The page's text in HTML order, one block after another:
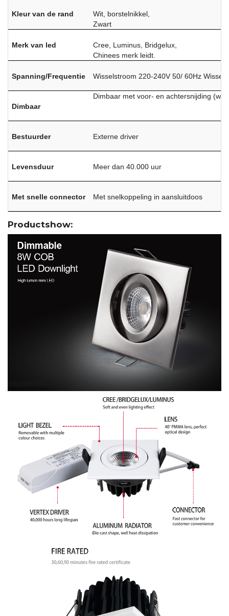
Kleur van de rand
Wit, borstelnikkel,
Zwart
Merk van led
Cree, Luminus, Bridgelux,
Chinees merk leidt.
Spanning/Frequentie Wisselstroom 220-240V 50/ 60Hz
Dimbaar
Dimbaar met voor- en achtersnijding
Bestuurder Externe driver
Levensduur Meer dan 40.000 uur
Met snelle connector Met snelkoppeling in aansluitdoos
Productshow: